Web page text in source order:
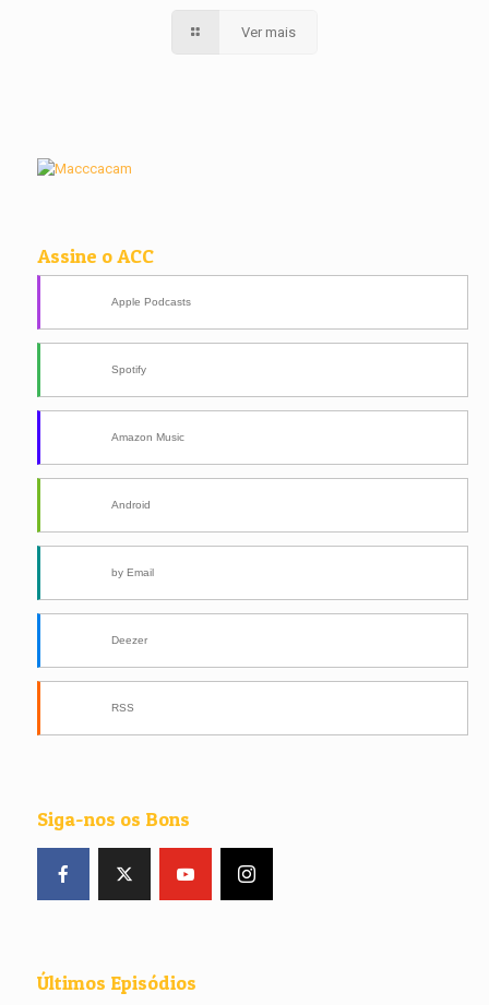
Ver mais
Assine o ACC
Apple Podcasts
Spotify
Amazon Music
Android
by Email
Deezer
RSS
Siga-nos os Bons
Últimos Episódios